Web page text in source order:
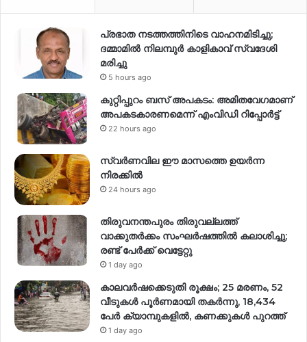
പ്രഭാത നടത്തത്തിനിടെ വാഹനമിടിച്ചു;
ദമ്മാമിൽ നിലമ്പുർ കാളികാവ് സ്വദേശി
മരിച്ചു
5 hours ago
കുറ്റിപ്പുറം ബസ് അപകടം: അമിതവേഗമാണ്
അപകടകാരണമെന്ന് എംവിഡി റിപ്പോർട്ട്
22 hours ago
സ്വര്‍ണവില ഈ മാസത്തെ ഉയര്‍ന്ന
നിരക്കില്‍
24 hours ago
തിരുവനന്തപുരം തിരുവല്ലത്ത്
വാക്കുതർക്കം സംഘർഷത്തിൽ കലാശിച്ചു;
രണ്ട് പേർക്ക് വെട്ടേറ്റു
1 day ago
കാലവർഷക്കെടുതി രൂക്ഷം; 25 മരണം, 52
വീ‌ടുകൾ പൂർണമായി തകർന്നു, 18,434
പേർ ക്യാമ്പുകളിൽ, കണക്കുകൾ പുറത്ത്
1 day ago